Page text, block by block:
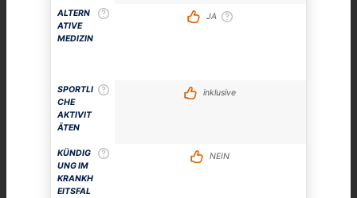
ALTERN
ATIVE
MEDIZIN
SPORTLI
CHE
AKTIVIT
ÄTEN
KÜNDIG
UNG IM
KRANKH
EITSFAL
JA
inklusive
NEIN